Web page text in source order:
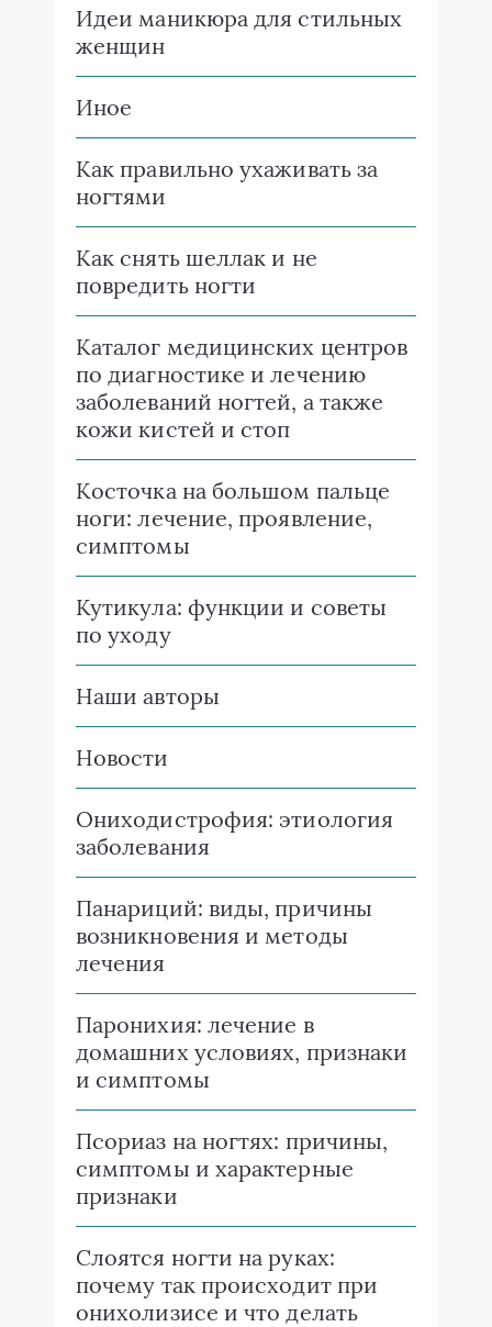
Идеи маникюра для стильных
женщин
Иное
Как правильно ухаживать за
ногтями
Как снять шеллак и не
повредить ногти
Каталог медицинских центров
по диагностике и лечению
заболеваний ногтей, а также
кожи кистей и стоп
Косточка на большом пальце
ноги: лечение, проявление,
симптомы
Кутикула: функции и советы
по уходу
Наши авторы
Новости
Ониходистрофия: этиология
заболевания
Панариций: виды, причины
возникновения и методы
лечения
Паронихия: лечение в
домашних условиях, признаки
и симптомы
Псориаз на ногтях: причины,
симптомы и характерные
признаки
Слоятся ногти на руках:
почему так происходит при
онихолизисе и что делать